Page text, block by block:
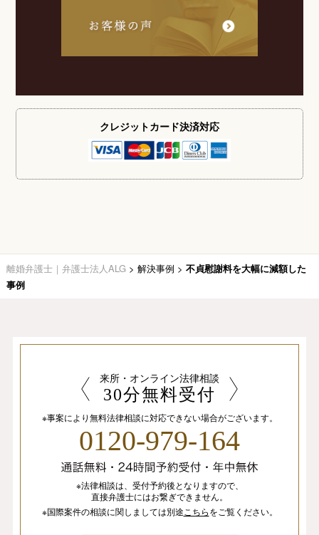
クレジットカード決済対応
離婚弁護士｜弁護士法人ALG > 解決事例 > 不貞慰謝料を大幅に減額した
事例
来所・オンライン法律相談
30分無料受付
※事案により無料法律相談に対応できない場合がございます。
0120-979-164
※法律相談は、 受付予約後となりますので、
直接弁護士にはお繋ぎできません。
※国際案件の相談に関しましては別途 こちらをご覧ください。